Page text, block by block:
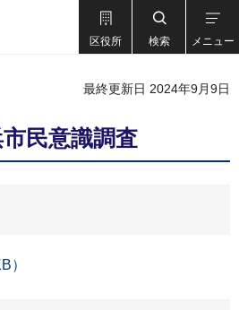
区役所 検索 メニュー
最終更新日 2024年9月9日
民意識調査
）